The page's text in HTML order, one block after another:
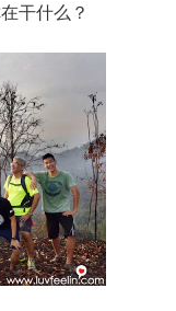
干什么？